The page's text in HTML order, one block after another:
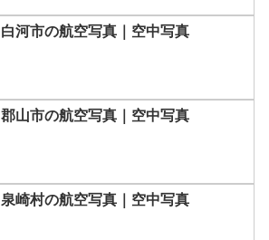
白河市の航空写真｜空中写真
郡山市の航空写真｜空中写真
泉崎村の航空写真｜空中写真